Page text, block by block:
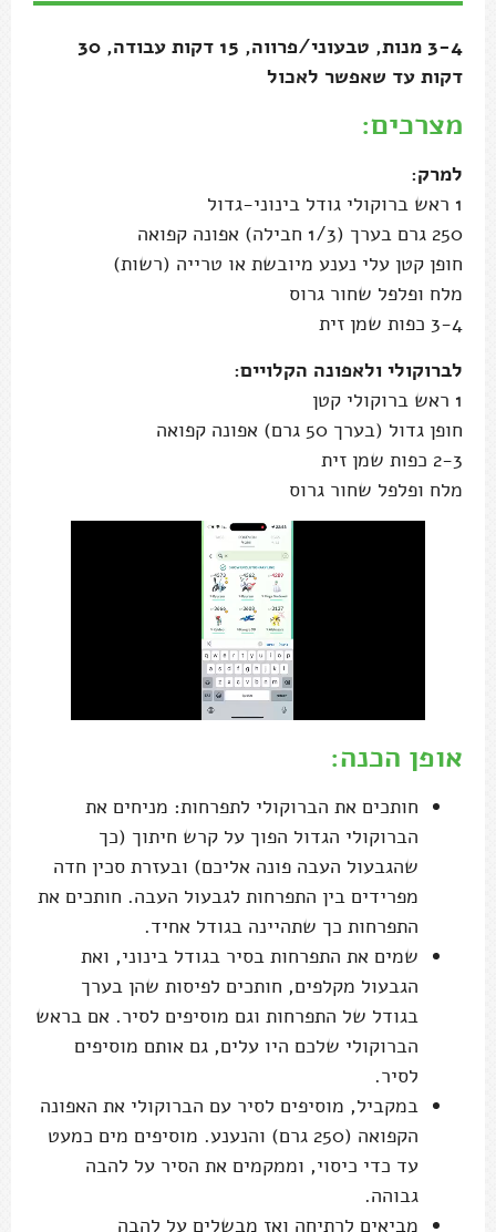
3-4 מנות, טבעוני/פרווה, 15 דקות עבודה, 30
דקות עד שאפשר לאכול
מצרכים:
למרק:
1 ראש ברוקולי גודל בינוני-גדול
250 גרם בערך (1/3 חבילה) אפונה קפואה
חופן קטן עלי נענע מיובשת או טרייה (רשות)
מלח ופלפל שחור גרוס
3-4 כפות שמן זית
לברוקולי ולאפונה הקלויים:
1 ראש ברוקולי קטן
חופן גדול (בערך 50 גרם) אפונה קפואה
2-3 כפות שמן זית
מלח ופלפל שחור גרוס
אופן הכנה:
חותכים את הברוקולי לתפרחות: מניחים את
הברוקולי הגדול הפוך על קרש חיתוך (כך
שהגבעול העבה פונה אליכם) ובעזרת סכין חדה
מפרידים בין התפרחות לגבעול העבה. חותכים את
התפרחות כך שתהיינה בגודל אחיד.
שמים את התפרחות בסיר בגודל בינוני, ואת
הגבעול מקלפים, חותכים לפיסות שהן בערך
בגודל של התפרחות וגם מוסיפים לסיר. אם בראש
הברוקולי שלכם היו עלים, גם אותם מוסיפים
לסיר.
במקביל, מוסיפים לסיר עם הברוקולי את האפונה
הקפואה (250 גרם) והנענע. מוסיפים מים כמעט
עד כדי כיסוי, וממקמים את הסיר על להבה
גבוהה.
מביאים לרתיחה ואז מבשלים על להבה